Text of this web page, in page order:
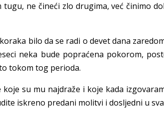
ne čineći zlo drugima, već činimo
bilo da se radi o devet dana
neka bude popraćena pokorom,
tokom tog perioda.
koje su mu najdraže i koje kada
iskreno predani molitvi i dosljedni u